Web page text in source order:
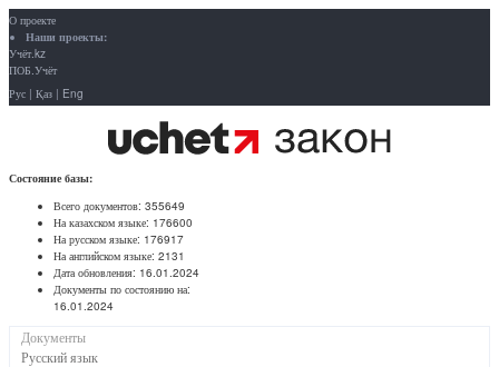
О проекте
Наши проекты:
Учёт.kz
ПОБ.Учёт
Рус | Қаз | Eng
Состояние базы:
Всего документов: 355649
На казахском языке: 176600
На русском языке: 176917
На английском языке: 2131
Дата обновления: 16.01.2024
Документы по состоянию на:
16.01.2024
Документы
Русский язык